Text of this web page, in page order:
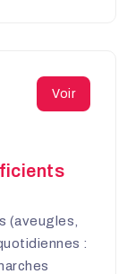
Voir
(aveugles,
: